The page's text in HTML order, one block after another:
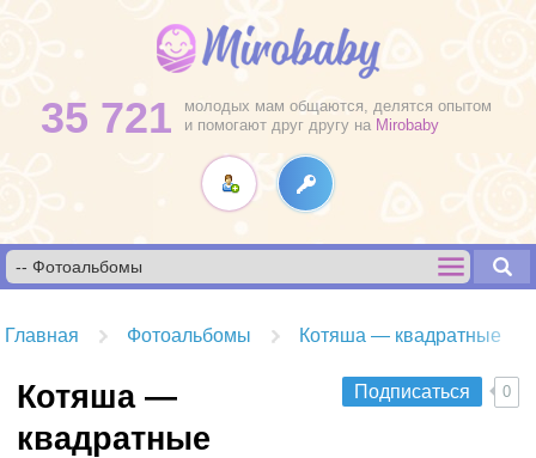
35 721
молодых мам общаются, делятся опытом
и помогают друг другу на Mirobaby
Главная Фотоальбомы Котяша — квадратные
Подписаться 0
Котяша —
квадратные